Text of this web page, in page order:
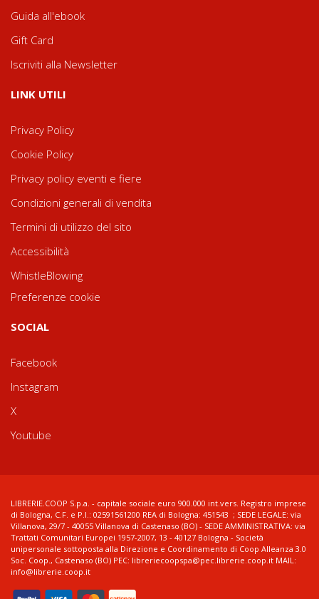
Guida all'ebook
Gift Card
Iscriviti alla Newsletter
LINK UTILI
Privacy Policy
Cookie Policy
Privacy policy eventi e fiere
Condizioni generali di vendita
Termini di utilizzo del sito
Accessibilità
WhistleBlowing
Preferenze cookie
SOCIAL
Facebook
Instagram
X
Youtube
LIBRERIE.COOP S.p.a. - capitale sociale euro 900.000 int.vers. Registro imprese
di Bologna, C.F. e P.I.: 02591561200 REA di Bologna: 451543 ; SEDE LEGALE: via
Villanova, 29/7 - 40055 Villanova di Castenaso (BO) - SEDE AMMINISTRATIVA: via
Trattati Comunitari Europei 1957-2007, 13 - 40127 Bologna - Società
unipersonale sottoposta alla Direzione e Coordinamento di Coop Alleanza 3.0
Soc. Coop., Castenaso (BO) PEC: libreriecoopspa@pec.librerie.coop.it MAIL:
info@librerie.coop.it